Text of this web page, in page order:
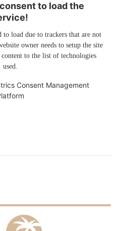
to load the
load due to trackers that are not
owner needs to setup the site
to the list of technologies
used.
Consent Management